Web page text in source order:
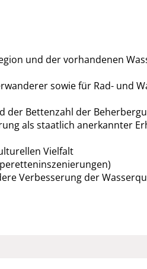
und der vorhandenen
sowie für Rad- und
Bettenzahl der
als staatlich anerkannter
Vielfalt
Verbesserung der